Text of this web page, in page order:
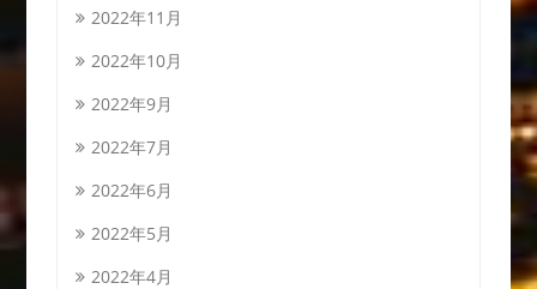
2022年11月
2022年10月
2022年9月
2022年7月
2022年6月
2022年5月
2022年4月